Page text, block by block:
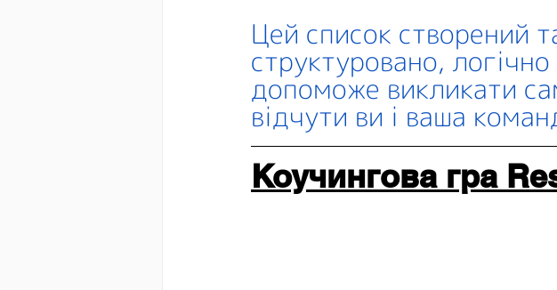
Цей список створений
структуровано,
допоможе викликати
відчути ви і ваша
Коучингова гра